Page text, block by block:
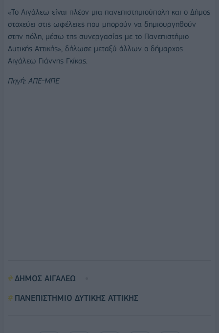
«Το Αιγάλεω είναι πλέον μια πανεπιστημιούπολη και ο Δήμος
στοχεύει στις ωφέλειες που μπορούν να δημιουργηθούν
στην πόλη, μέσω της συνεργασίας με το Πανεπιστήμιο
Δυτικής Αττικής», δήλωσε μεταξύ άλλων ο δήμαρχος
Αιγάλεω Γιάννης Γκίκας.
Πηγή: ΑΠΕ-ΜΠΕ
ΔΗΜΟΣ ΑΙΓΑΛΕΩ
ΠΑΝΕΠΙΣΤΗΜΙΟ ΔΥΤΙΚΗΣ ΑΤΤΙΚΗΣ